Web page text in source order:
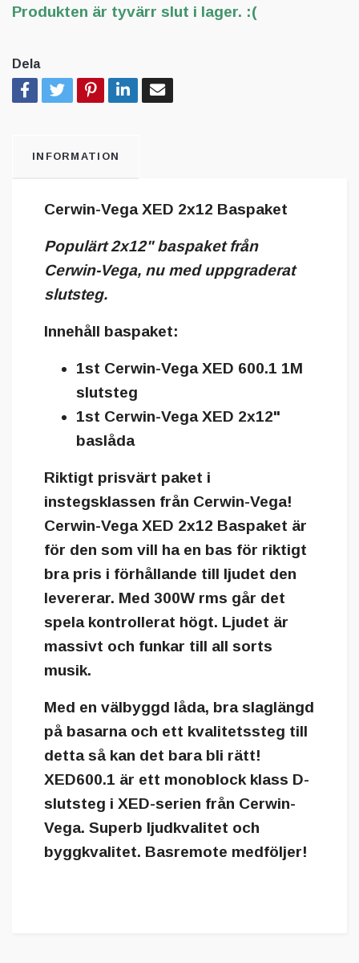
Produkten är tyvärr slut i lager. :(
Dela
INFORMATION
Cerwin-Vega XED 2x12 Baspaket
Populärt 2x12" baspaket från
Cerwin-Vega, nu med uppgraderat
slutsteg.
Innehåll baspaket:
1st Cerwin-Vega XED 600.1 1M
slutsteg
1st Cerwin-Vega XED 2x12"
baslåda
Riktigt prisvärt paket i
instegsklassen från Cerwin-Vega!
Cerwin-Vega XED 2x12 Baspaket är
för den som vill ha en bas för riktigt
bra pris i förhållande till ljudet den
levererar. Med 300W rms går det
spela kontrollerat högt. Ljudet är
massivt och funkar till all sorts
musik.
Med en välbyggd låda, bra slaglängd
på basarna och ett kvalitetssteg till
detta så kan det bara bli rätt!
XED600.1 är ett monoblock klass D-
slutsteg i XED-serien från Cerwin-
Vega. Superb ljudkvalitet och
byggkvalitet. Basremote medföljer!